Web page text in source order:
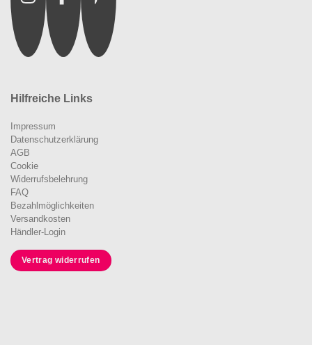
Hilfreiche Links
Impressum
Datenschutzerklärung
AGB
Cookie
Widerrufsbelehrung
FAQ
Bezahlmöglichkeiten
Versandkosten
Händler-Login
Vertrag widerrufen